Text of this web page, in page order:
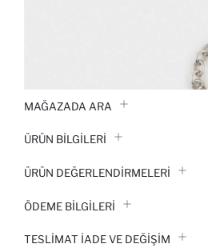
MAĞAZADA ARA
ÜRÜN BILGILERI
ÜRÜN DEĞERLENDİRMELERİ
ÖDEME BİLGİLERİ
TESLIMAT İADE VE DEĞIŞIM